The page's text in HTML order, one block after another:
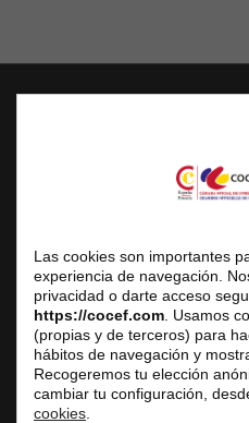
Chambre Officielle de
Centre d’Affaires
Réception du public
Tél. fixe : +33 (0) 1 42 61 33 10
E-mail :
www.cocef.com
www.empleofrancia.com
Las cookies son importantes
experiencia de navegación.
privacidad o darte acceso
https://cocef.com . Usamos
(propias y de terceros) para
hábitos de navegación y
Recogeremos tu elección
cambiar tu configuración,
cookies